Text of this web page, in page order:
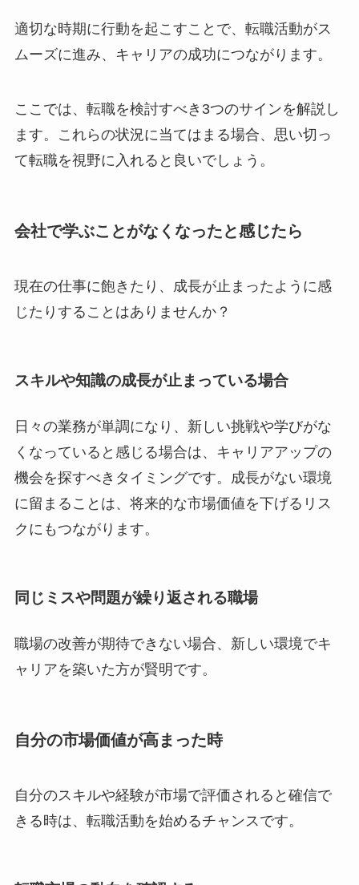
適切な時期に行動を起こすことで、転職活動がス
ムーズに進み、キャリアの成功につながります。
ここでは、転職を検討すべき3つのサインを解説し
ます。これらの状況に当てはまる場合、思い切っ
て転職を視野に入れると良いでしょう。
会社で学ぶことがなくなったと感じたら
現在の仕事に飽きたり、成長が止まったように感
じたりすることはありませんか？
スキルや知識の成長が止まっている場合
日々の業務が単調になり、新しい挑戦や学びがな
くなっていると感じる場合は、キャリアアップの
機会を探すべきタイミングです。成長がない環境
に留まることは、将来的な市場価値を下げるリス
クにもつながります。
同じミスや問題が繰り返される職場
職場の改善が期待できない場合、新しい環境でキ
ャリアを築いた方が賢明です。
自分の市場価値が高まった時
自分のスキルや経験が市場で評価されると確信で
きる時は、転職活動を始めるチャンスです。